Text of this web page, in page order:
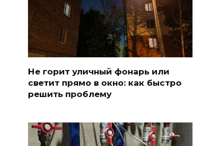
Не горит уличный фонарь или
светит прямо в окно: как быстро
решить проблему